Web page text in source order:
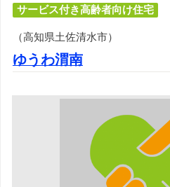
サービス付き高齢者向け住宅
（高知県土佐清水市）
ゆうわ渭南